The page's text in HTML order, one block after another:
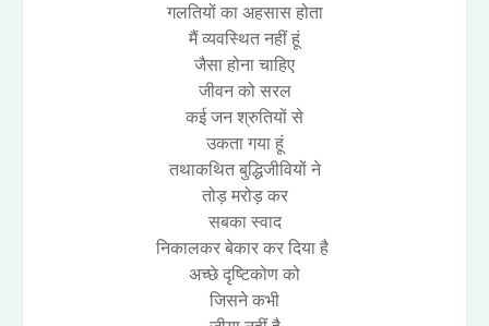
गलतियों का अहसास होता
मैं व्यवस्थित नहीं हूं
जैसा होना चाहिए
जीवन को सरल
कई जन श्रुतियों से
उकता गया हूं
तथाकथित बुद्धिजीवियों ने
तोड़ मरोड़ कर
सबका स्वाद
निकालकर बेकार कर दिया है
अच्छे दृष्टिकोण को
जिसने कभी